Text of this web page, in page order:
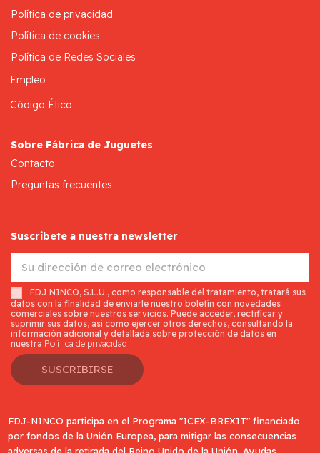
Política de privacidad
Política de cookies
Política de Redes Sociales
Empleo
Código Ético
Sobre Fábrica de Juguetes
Contacto
Preguntas frecuentes
Suscríbete a nuestra newsletter
FDJ NINCO, S.L.U., como responsable del tratamiento, tratará sus
datos con la finalidad de enviarle nuestro boletín con novedades
comerciales sobre nuestros servicios. Puede acceder, rectificar y
suprimir sus datos, así como ejercer otros derechos, consultando la
información adicional y detallada sobre protección de datos en
nuestra Política de privacidad
SUSCRIBIRSE
FDJ-NINCO participa en el Programa "ICEX-BREXIT" financiado
por fondos de la Unión Europea, para mitigar las consecuencias